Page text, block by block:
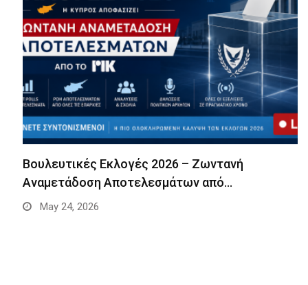
Βουλευτικές Εκλογές 2026 – Ζωντανή
Αναμετάδοση Αποτελεσμάτων από…
May 24, 2026